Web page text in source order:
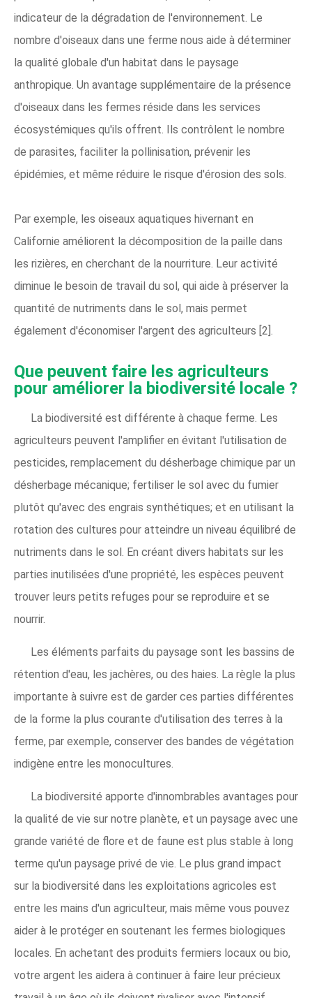
indicateur de la dégradation de l'environnement. Le
nombre d'oiseaux dans une ferme nous aide à déterminer
la qualité globale d'un habitat dans le paysage
anthropique. Un avantage supplémentaire de la présence
d'oiseaux dans les fermes réside dans les services
écosystémiques qu'ils offrent. Ils contrôlent le nombre
de parasites, faciliter la pollinisation, prévenir les
épidémies, et même réduire le risque d'érosion des sols.
Par exemple, les oiseaux aquatiques hivernant en
Californie améliorent la décomposition de la paille dans
les rizières, en cherchant de la nourriture. Leur activité
diminue le besoin de travail du sol, qui aide à préserver la
quantité de nutriments dans le sol, mais permet
également d'économiser l'argent des agriculteurs [2].
Que peuvent faire les agriculteurs
pour améliorer la biodiversité locale ?
La biodiversité est différente à chaque ferme. Les
agriculteurs peuvent l'amplifier en évitant l'utilisation de
pesticides, remplacement du désherbage chimique par un
désherbage mécanique; fertiliser le sol avec du fumier
plutôt qu'avec des engrais synthétiques; et en utilisant la
rotation des cultures pour atteindre un niveau équilibré de
nutriments dans le sol. En créant divers habitats sur les
parties inutilisées d'une propriété, les espèces peuvent
trouver leurs petits refuges pour se reproduire et se
nourrir.
Les éléments parfaits du paysage sont les bassins de
rétention d'eau, les jachères, ou des haies. La règle la plus
importante à suivre est de garder ces parties différentes
de la forme la plus courante d'utilisation des terres à la
ferme, par exemple, conserver des bandes de végétation
indigène entre les monocultures.
La biodiversité apporte d'innombrables avantages pour
la qualité de vie sur notre planète, et un paysage avec une
grande variété de flore et de faune est plus stable à long
terme qu'un paysage privé de vie. Le plus grand impact
sur la biodiversité dans les exploitations agricoles est
entre les mains d'un agriculteur, mais même vous pouvez
aider à le protéger en soutenant les fermes biologiques
locales. En achetant des produits fermiers locaux ou bio,
votre argent les aidera à continuer à faire leur précieux